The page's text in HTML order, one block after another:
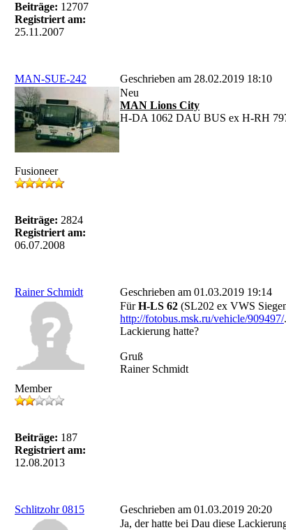
Beiträge: 12707
Registriert am:
25.11.2007
MAN-SUE-242 Geschrieben am 28.02.2019 18:10
Fusioneer
Beiträge: 2824
Registriert am:
06.07.2008
Neu
MAN Lions City
H-DA 1062 DAU BUS ex H-RH
Rainer Schmidt Geschrieben am 01.03.2019 19:14
Member
Beiträge: 187
Registriert am:
12.08.2013
FürH-LS 62 (SL202 ex VWS
http://fotobus.msk.ru/vehicle/909497/
Lackierung hatte?
Gruß
Rainer Schmidt
Schlitzohr 0815 Geschrieben am 01.03.2019 20:20
Ja, der hatte bei Dau diese